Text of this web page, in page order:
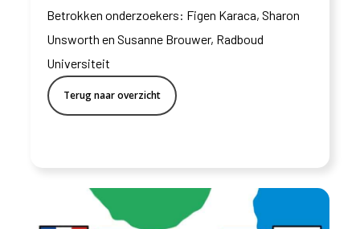
Betrokken onderzoekers: Figen Karaca, Sharon
Unsworth en Susanne Brouwer, Radboud
Universiteit
Terug naar overzicht